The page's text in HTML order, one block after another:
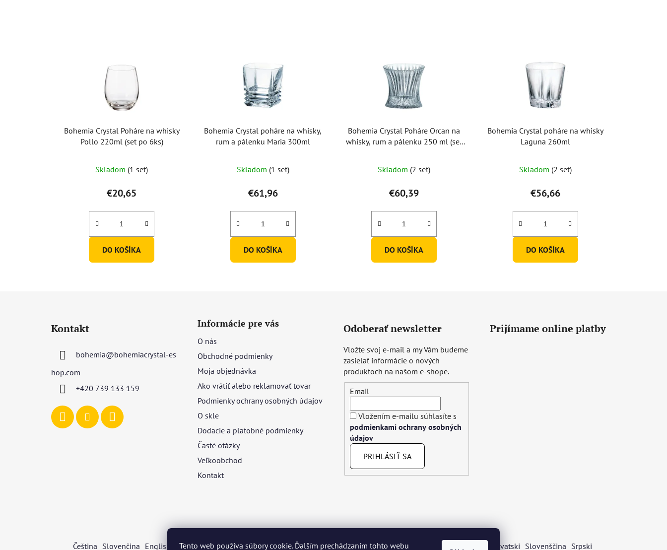
Tento web používa súbory cookie. Ďalším prechádzaním tohto webu
Bohemia Crystal Poháre na whisky
Pollo 220ml (set po 6ks)
Skladom (1 set)
€20,65
DO KOŠÍKA
Bohemia Crystal poháre na whisky,
rum a pálenku Maria 300ml
Skladom (1 set)
€61,96
DO KOŠÍKA
Bohemia Crystal Poháre Orcan na
whisky, rum a pálenku 250 ml (set
Skladom (2 set)
€60,39
DO KOŠÍKA
Bohemia Crystal poháre na whisky
Laguna 260ml
Skladom (2 set)
€56,66
DO KOŠÍKA
Kontakt
bohemia@bohemiacrystal-es
hop.com
+420 739 133 159
Informácie pre vás
O nás
Obchodné podmienky
Moja objednávka
Ako vrátiť alebo reklamovať tovar
Podmienky ochrany osobných údajov
O skle
Dodacie a platobné podmienky
Časté otázky
Veľkoobchod
Kontakt
Odoberať newsletter
Vložte svoj e-mail a my Vám budeme
zasielať informácie o nových
produktoch na našom e-shope.
Email
Vložením e-mailu súhlasíte s
podmienkami ochrany osobných
údajov
PRIHLÁSIŤ SA
Prijímame online platby
Čeština Slovenčina English Deutsch Magyar Język polski Română Italiano Español Français Hrvatski Slovenščina Srpski